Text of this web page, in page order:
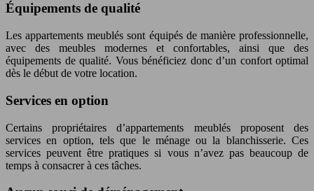
Équipements de qualité
Les appartements meublés sont équipés de manière professionnelle,
avec des meubles modernes et confortables, ainsi que des
équipements de qualité. Vous bénéficiez donc d’un confort optimal
dès le début de votre location.
Services en option
Certains propriétaires d’appartements meublés proposent des
services en option, tels que le ménage ou la blanchisserie. Ces
services peuvent être pratiques si vous n’avez pas beaucoup de
temps à consacrer à ces tâches.